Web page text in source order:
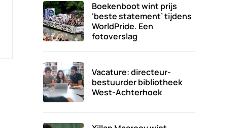
Boekenboot wint prijs
‘beste statement’ tijdens
WorldPride. Een
fotoverslag
Vacature: directeur-
bestuurder bibliotheek
West-Achterhoek